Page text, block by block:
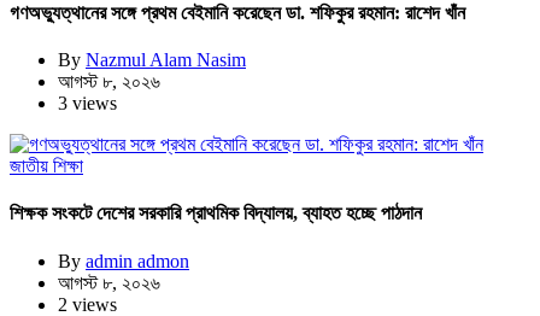
গণঅভ্যুত্থানের সঙ্গে প্রথম বেইমানি করেছেন ডা. শফিকুর রহমান: রাশেদ খাঁন
By Nazmul Alam Nasim
আগস্ট ৮, ২০২৬
3 views
জাতীয় শিক্ষা
শিক্ষক সংকটে দেশের সরকারি প্রাথমিক বিদ্যালয়, ব্যাহত হচ্ছে পাঠদান
By admin admon
আগস্ট ৮, ২০২৬
2 views